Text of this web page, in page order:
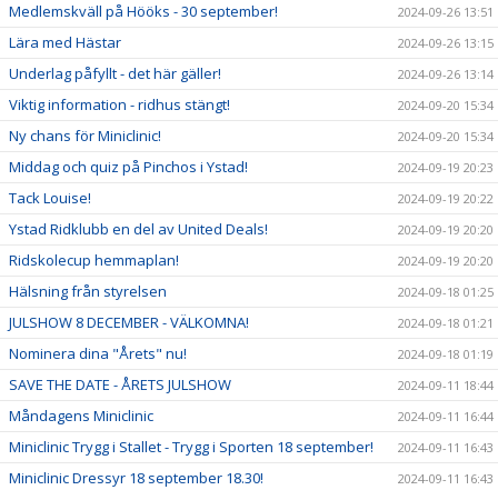
Medlemskväll på Hööks - 30 september! 2024-09-26 13:51
Lära med Hästar 2024-09-26 13:15
Underlag påfyllt - det här gäller! 2024-09-26 13:14
Viktig information - ridhus stängt! 2024-09-20 15:34
Ny chans för Miniclinic! 2024-09-20 15:34
Middag och quiz på Pinchos i Ystad! 2024-09-19 20:23
Tack Louise! 2024-09-19 20:22
Ystad Ridklubb en del av United Deals! 2024-09-19 20:20
Ridskolecup hemmaplan! 2024-09-19 20:20
Hälsning från styrelsen 2024-09-18 01:25
JULSHOW 8 DECEMBER - VÄLKOMNA! 2024-09-18 01:21
Nominera dina "Årets" nu! 2024-09-18 01:19
SAVE THE DATE - ÅRETS JULSHOW 2024-09-11 18:44
Måndagens Miniclinic 2024-09-11 16:44
Miniclinic Trygg i Stallet - Trygg i Sporten 18 september! 2024-09-11 16:43
Miniclinic Dressyr 18 september 18.30! 2024-09-11 16:43